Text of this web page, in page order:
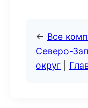
← Все
Северо-
округ